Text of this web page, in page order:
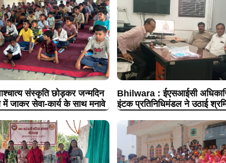
संस्कृति छोड़कर जन्मदिन
में जाकर सेवा-कार्य के साथ मनावे
Bhilwara : ईएसआईसी
इंटक प्रतिनिधिमंडल ने उठाई